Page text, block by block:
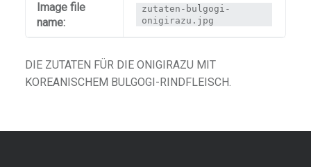
Image file
name:
zutaten-bulgogi-
onigirazu.jpg
DIE ZUTATEN FÜR DIE ONIGIRAZU MIT
KOREANISCHEM BULGOGI-RINDFLEISCH.